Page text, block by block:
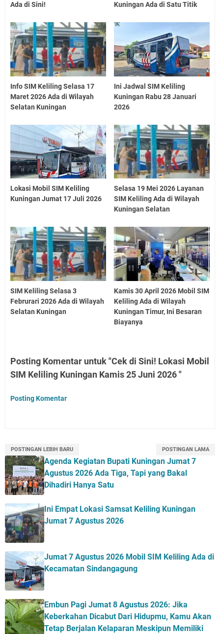
Ada di Sini!
Kuningan Ada di Satu Titik
Info SIM Keliling Selasa 17
Maret 2026 Ada di Wilayah
Selatan Kuningan
Ini Jadwal SIM Keliling
Kuningan Rabu 28 Januari
2026
Lokasi Mobil SIM Keliling
Kuningan Jumat 17 Juli 2026
Selasa 19 Mei 2026 Layanan
SIM Keliling Ada di Wilayah
Kuningan Selatan
SIM Keliling Selasa 3
Februrari 2026 Ada di Wilayah
Selatan Kuningan
Kamis 30 April 2026 Mobil SIM
Keliling Ada di Wilayah
Kuningan Timur, Ini Besaran
Biayanya
Posting Komentar untuk "Cek di Sini! Lokasi Mobil
SIM Keliling Kuningan Kamis 25 Juni 2026 "
Posting Komentar
POSTINGAN LEBIH BARU POSTINGAN LAMA
Agenda Kegiatan Bupati Kuningan Jumat 7
Agustus 2026 Ada Tiga, Tapi yang Bakal
Dihadiri Hanya Satu
Ini Empat Lokasi Samsat Keliling Kuningan
Jumat 7 Agustus 2026
Jumat 7 Agustus 2026 Mobil SIM Keliling Ada di
Kecamatan Sindangagung
Embun Pagi Jumat 8 Agustus 2026: Jika
Keberkahan Dicabut Dari Hidupmu, Kamu Akan
Tetap Berjalan Kelaparan Meskipun Memiliki